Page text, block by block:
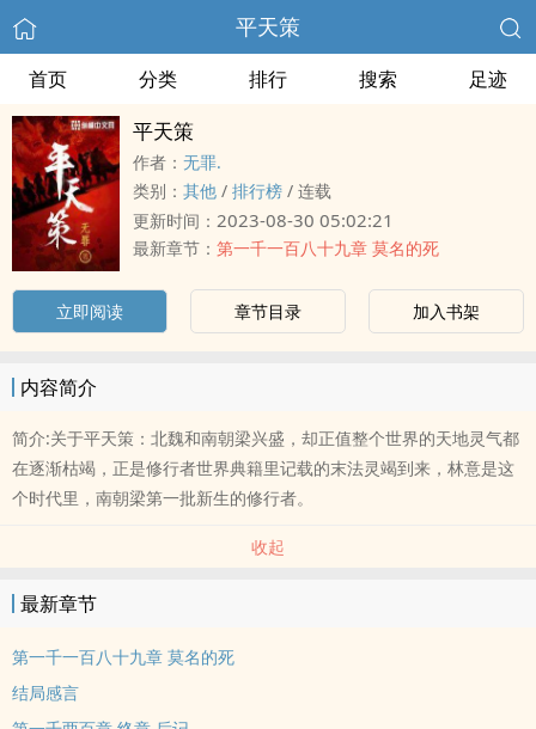
平天策
首页 分类 排行 搜索 足迹
平天策
作者： 无罪.
类别： 其他 / 排行榜 / 连载
更新时间： 2023-08-30 05:02:21
最新章节： 第一千一百八十九章 莫名的死
立即阅读 章节目录 加入书架
内容简介
简介:关于平天策：北魏和南朝梁兴盛，却正值整个世界的天地灵气都
在逐渐枯竭，正是修行者世界典籍里记载的末法灵竭到来，林意是这
个时代里，南朝梁第一批新生的修行者。
收起
最新章节
第一千一百八十九章 莫名的死
结局感言